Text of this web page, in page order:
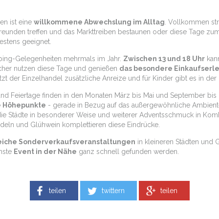
ist eine willkommene Abwechslung im Alltag . Vollkommen
treffen und das Markttreiben bestaunen oder diese Tage
geeignet.
Gelegenheiten mehrmals im Jahr. Zwischen 13 und 18 Uhr
nutzen diese Tage und genießen das besondere
der Einzelhandel zusätzliche Anreize und für Kinder gibt es in
Feiertage finden in den Monaten März bis Mai und September
Höhepunkte - gerade in Bezug auf das außergewöhnliche
Städte in besonderer Weise und weiterer Adventsschmuck in
und Glühwein komplettieren diese Eindrücke.
Sonderverkaufsveranstaltungen in kleineren Städten und
Event in der Nähe ganz schnell gefunden werden.
teilen twittern teilen